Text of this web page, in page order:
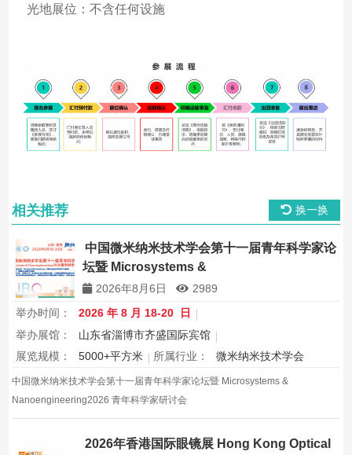
光地展位：不含任何设施
相关推荐 换一换
中国微米纳米技术学会第十一届青年科学家论
坛暨 Microsystems &
Nanoengineering2026 青年科学家研讨会
2026年8月6日
2989
举办时间：
2026 年 8 月 18-20 日
举办展馆：
山东省淄博市齐盛国际宾馆
展览规模：
5000+平方米 所属行业： 微米纳米技术学会
中国微米纳米技术学会第十一届青年科学家论坛暨 Microsystems &
Nanoengineering2026 青年科学家研讨会
2026年香港国际眼镜展 Hong Kong Optical